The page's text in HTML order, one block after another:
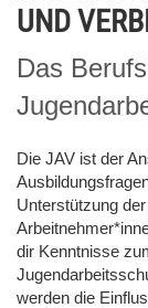
UND
Das
Die JAV ist der
Unterstützung
dir Kenntnisse
werden die